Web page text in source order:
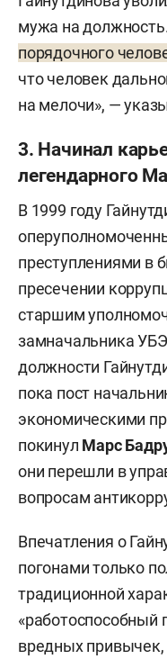
мужа на
порядочного
что человек
на мелочи», —
3. Начинал
легендарного
В 1999 году
преступлениями в
пресечении
старшим
замначальника
должности
пока пост
экономическими
покинул Марс
они перешли в
вопросам
Впечатления о
погонами только
традиционной
«работоспособный
вредных